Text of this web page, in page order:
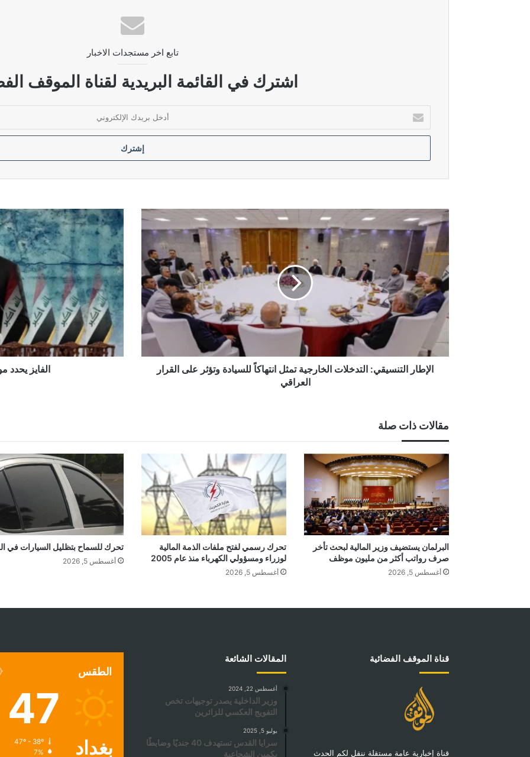
الداخلية: إجراءات مراقبة الشريط الحدودي تعتمد على التقنيات الحديثة
العراق يرفع الجاهزية الأمنية والقتالية للقوات العسكرية بتوجيه من القائد العام
تابع اخر مستجدات الاخبار
اشترك في القائمة البريدية لقناة الموقف
بريدك
الإلكتروني
الإطار
التنسيقي:
التدخلات
الخارجية
تمثل
انتهاكاً
للسيادة
وتؤثر
على
القرار
العراقي
الإطار التنسيقي: التدخلات الخارجية تمثل انتهاكاً للسيادة وتؤثر على القرار
العراقي
الفايز
يحدد
موعد
استكمال
الكابينة
الوزارية
الفايز يحدد
مقالات ذات صلة
البرلمان يستضيف وزير المالية لبحث تأخر
صرف رواتب أكثر من مليون موظف
أغسطس 5, 2026
تحرك رسمي لفتح ملفات الذمة المالية
لوزراء ومسؤولي الكهرباء منذ عام 2005
أغسطس 5, 2026
تحرك للسماح بتظليل السيارات في
أغسطس 5, 2026
قناة الموقف الفضائية
قناة إخبارية عامة مستقلة ننقل لكم الحدث
المقالات الشائعة
أغسطس 22, 2024
وزير الداخلية يصدر توجيهات تخص
التفويج العكسي للزائرين
يوليو 5, 2025
سرايا القدس تستهدف 40 جنديًا وضابطًا
بكمين الشجاعية
الطقس
بغداد
47
47º - 38º
7%